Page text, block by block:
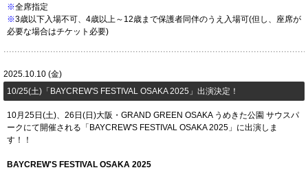
※全席指定
※3歳以下入場不可、4歳以上～12歳まで保護者同伴のうえ入場可(但し、座席が
必要な場合はチケット必要)
2025.10.10 (金)
10/25(土)「​BAYCREW'S FESTIVAL OSAKA 2025」出演決定！
10月25日(土)、26日(日)大阪・GRAND GREEN OSAKA うめきた公園 サウスパ
ークにて開催される「BAYCREW'S FESTIVAL OSAKA 2025」に出演しま
す！！
BAYCREW'S FESTIVAL OSAKA 2025